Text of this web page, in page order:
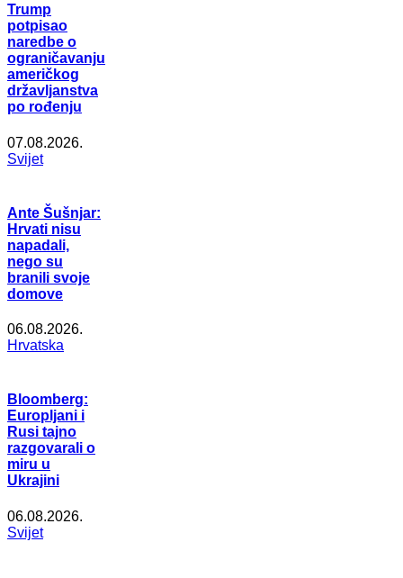
Trump
potpisao
naredbe o
ograničavanju
američkog
državljanstva
po rođenju
07.08.2026.
Svijet
Ante Šušnjar:
Hrvati nisu
napadali,
nego su
branili svoje
domove
06.08.2026.
Hrvatska
Bloomberg:
Europljani i
Rusi tajno
razgovarali o
miru u
Ukrajini
06.08.2026.
Svijet